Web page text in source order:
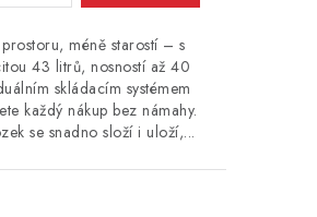
méně starostí – s
43 litrů, nosností až 40
skládacím systémem
každý nákup bez námahy.
se snadno složí i uloží,...